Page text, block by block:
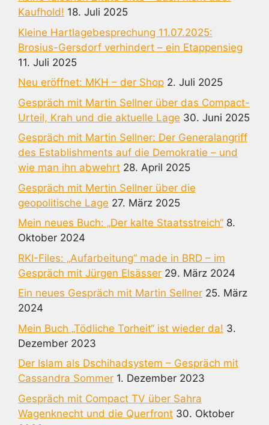
Kaufhold! 18. Juli 2025
Kleine Hartlagebesprechung 11.07.2025:
Brosius-Gersdorf verhindert – ein Etappensieg
11. Juli 2025
Neu eröffnet: MKH – der Shop 2. Juli 2025
Gespräch mit Martin Sellner über das Compact-
Urteil, Krah und die aktuelle Lage 30. Juni 2025
Gespräch mit Martin Sellner: Der Generalangriff
des Establishments auf die Demokratie – und
wie man ihn abwehrt 28. April 2025
Gespräch mit Mertin Sellner über die
geopolitische Lage 27. März 2025
Mein neues Buch: „Der kalte Staatsstreich“ 8.
Oktober 2024
RKI-Files: „Aufarbeitung“ made in BRD – im
Gespräch mit Jürgen Elsässer 29. März 2024
Ein neues Gespräch mit Martin Sellner 25. März
2024
Mein Buch „Tödliche Torheit“ ist wieder da! 3.
Dezember 2023
Der Islam als Dschihadsystem – Gespräch mit
Cassandra Sommer 1. Dezember 2023
Gespräch mit Compact TV über Sahra
Wagenknecht und die Querfront 30. Oktober